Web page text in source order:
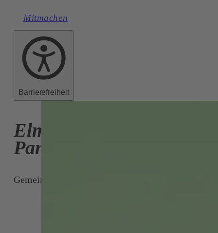
Mitmachen
Barrierefreiheit
Elma
Pandžić
Gemeinderätin